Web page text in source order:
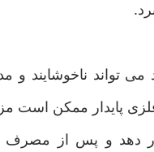
می تواند ناخوشایند و
پایدار ممکن است
دهد و پس از مصرف